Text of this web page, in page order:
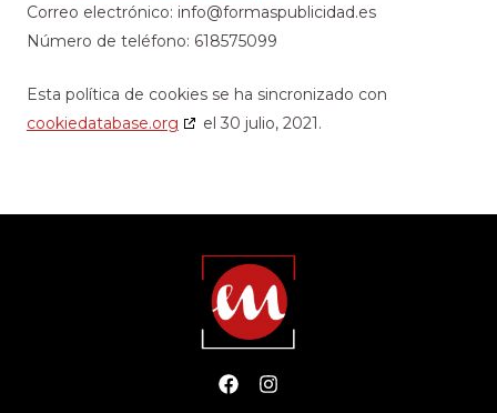
Correo electrónico: info@formaspublicidad.es
Número de teléfono: 618575099
Esta política de cookies se ha sincronizado con
cookiedatabase.org
el 30 julio, 2021.